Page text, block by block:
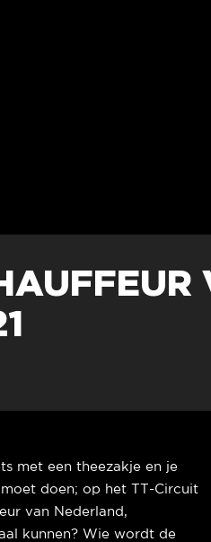
met een theezakje en je
doen; op het TT-Circuit
van Nederland,
kunnen? Wie wordt de